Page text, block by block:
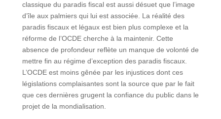
classique du paradis fiscal est aussi désuet que l’image
d’île aux palmiers qui lui est associée. La réalité des
paradis fiscaux et légaux est bien plus complexe et la
réforme de l’OCDE cherche à la maintenir. Cette
absence de profondeur reflète un manque de volonté de
mettre fin au régime d’exception des paradis fiscaux.
L’OCDE est moins gênée par les injustices dont ces
législations complaisantes sont la source que par le fait
que ces dernières grugent la confiance du public dans le
projet de la mondialisation.